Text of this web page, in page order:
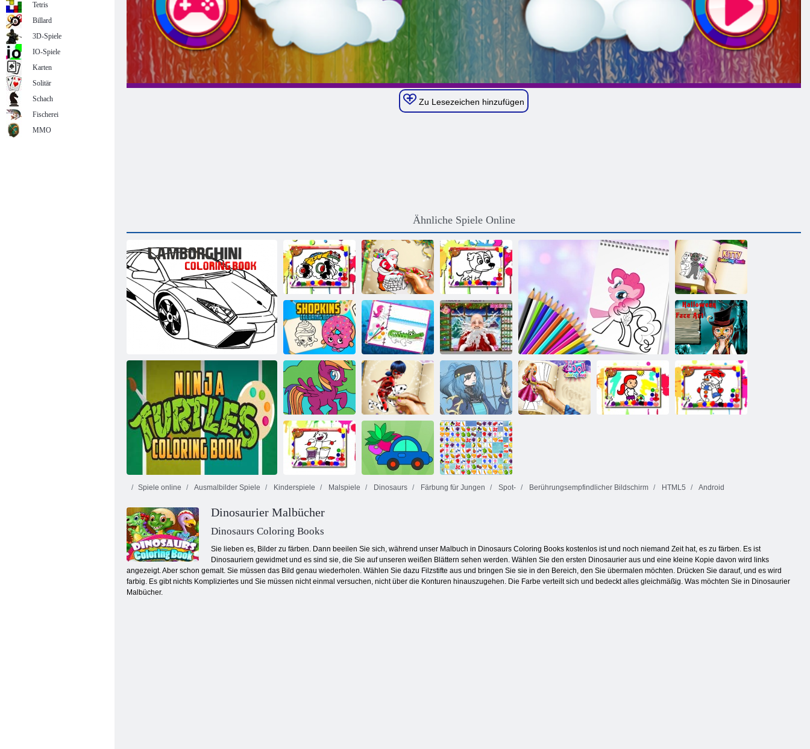
Zu Lesezeichen hinzufügen
Ähnliche Spiele Online
Lamborghini Malbuch
Malbuch für
Monster Truck
Weihnachtsfärbung Hunde-Malbuch Kitty Malbuch
Shopkins
Malbuch
Meeresbewohner
Malbuch
Ninja Turtles Malbuch
Santas
Echthaarschnitte
Cold Heart:
Zahlen zum
Gesicht Annas
für Halloween
Mein kleines
Pony-Malbuch
Gepunktetes
Mädchen-
Malbuch
Piraten-Schöpfer
Musik-Malbuch
Spiele online Ausmalbilder Spiele Kinderspiele Malspiele Dinosaurs Färbung für Jungen Spot- Berührungsempfindlicher Bildschirm HTML5 Android
Dinosaurier Malbücher
Dinosaurs Coloring Books
Sie lieben es, Bilder zu färben. Dann beeilen Sie sich, während unser Malbuch in Dinosaurs Coloring Books kostenlos ist und noch niemand Zeit hat, es zu färben. Es ist
Dinosauriern gewidmet und es sind sie, die Sie auf unseren weißen Blättern sehen werden. Wählen Sie den ersten Dinosaurier aus und eine kleine Kopie davon wird links
angezeigt. Aber schon gemalt. Sie müssen das Bild genau wiederholen. Wählen Sie dazu Filzstifte aus und bringen Sie sie in den Bereich, den Sie übermalen möchten. Drücken Sie darauf, und es wird
farbig. Es gibt nichts Kompliziertes und Sie müssen nicht einmal versuchen, nicht über die Konturen hinauszugehen. Die Farbe verteilt sich und bedeckt alles gleichmäßig. Was möchten Sie in Dinosaurier
Malbücher.
Tetris
Billard
3D-Spiele
IO-Spiele
Karten
Solitär
Schach
Fischerei
MMO